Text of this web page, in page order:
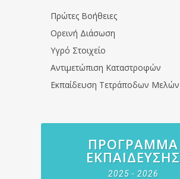
Πρώτες Βοήθειες
Ορεινή Διάσωση
Υγρό Στοιχείο
Αντιμετώπιση Καταστροφών
Εκπαίδευση Τετράποδων Μελών
ΠΡΌΓΡΑΜΜΑ
ΕΚΠΑΊΔΕΥΣΗΣ
2025 - 2026